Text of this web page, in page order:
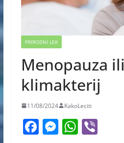
PRIRODNI LEK
Menopauza ili
klimakterij
11/08/2024 KakoLeciti
F M W Vi